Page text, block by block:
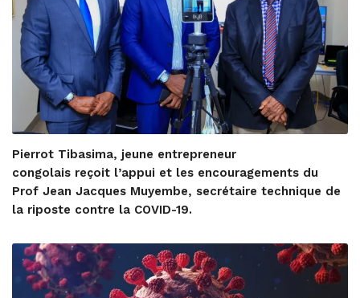
Pierrot Tibasima, jeune entrepreneur
congolais reçoit l’appui et les encouragements du
Prof Jean Jacques Muyembe, secrétaire technique de
la riposte contre la COVID-19.